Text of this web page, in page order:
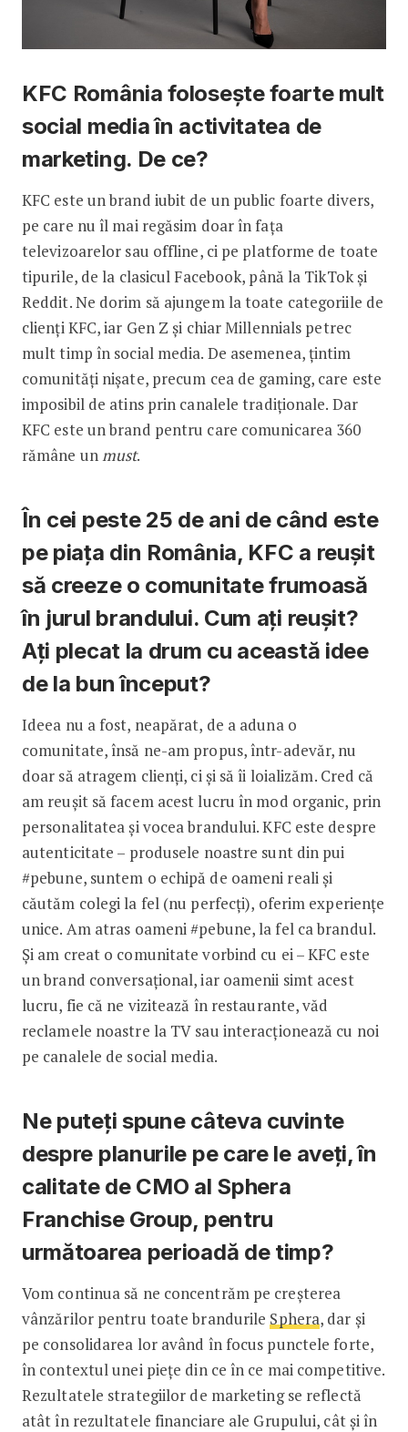
KFC România folosește foarte mult
social media în activitatea de
marketing. De ce?
KFC este un brand iubit de un public foarte divers,
pe care nu îl mai regăsim doar în fața
televizoarelor sau offline, ci pe platforme de toate
tipurile, de la clasicul Facebook, până la TikTok și
Reddit. Ne dorim să ajungem la toate categoriile de
clienți KFC, iar Gen Z și chiar Millennials petrec
mult timp în social media. De asemenea, țintim
comunități nișate, precum cea de gaming, care este
imposibil de atins prin canalele tradiționale. Dar
KFC este un brand pentru care comunicarea 360
rămâne unmust.
În cei peste 25 de ani de când este
pe piața din România, KFC a reușit
să creeze o comunitate frumoasă
în jurul brandului. Cum ați reușit?
Ați plecat la drum cu această idee
de la bun început?
Ideea nu a fost, neapărat, de a aduna o
comunitate, însă ne-am propus, într-adevăr, nu
doar să atragem clienți, ci și să îi loializăm. Cred că
am reușit să facem acest lucru în mod organic, prin
personalitatea și vocea brandului. KFC este despre
autenticitate – produsele noastre sunt din pui
#pebune, suntem o echipă de oameni reali și
căutăm colegi la fel (nu perfecți), oferim experiențe
unice. Am atras oameni #pebune, la fel ca brandul.
Și am creat o comunitate vorbind cu ei – KFC este
un brand conversațional, iar oamenii simt acest
lucru, fie că ne vizitează în restaurante, văd
reclamele noastre la TV sau interacționează cu noi
pe canalele de social media.
Ne puteți spune câteva cuvinte
despre planurile pe care le aveți, în
calitate de CMO al Sphera
Franchise Group, pentru
următoarea perioadă de timp?
Vom continua să ne concentrăm pe creșterea
vânzărilor pentru toate brandurile Sphera, dar și
pe consolidarea lor având în focus punctele forte,
în contextul unei piețe din ce în ce mai competitive.
Rezultatele strategiilor de marketing se reflectă
atât în rezultatele financiare ale Grupului, cât și în